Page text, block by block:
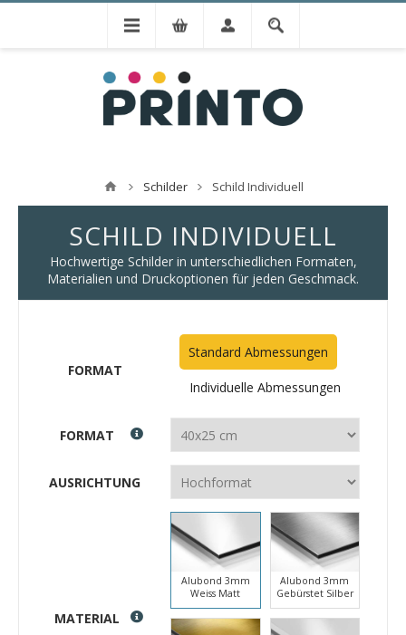
Schilder Schild Individuell
SCHILD INDIVIDUELL
Hochwertige Schilder in unterschiedlichen Formaten,
Materialien und Druckoptionen für jeden Geschmack.
FORMAT
Standard Abmessungen
Individuelle Abmessungen
FORMAT
AUSRICHTUNG
MATERIAL
Alubond 3mm
Weiss Matt
Alubond 3mm
Gebürstet Silber